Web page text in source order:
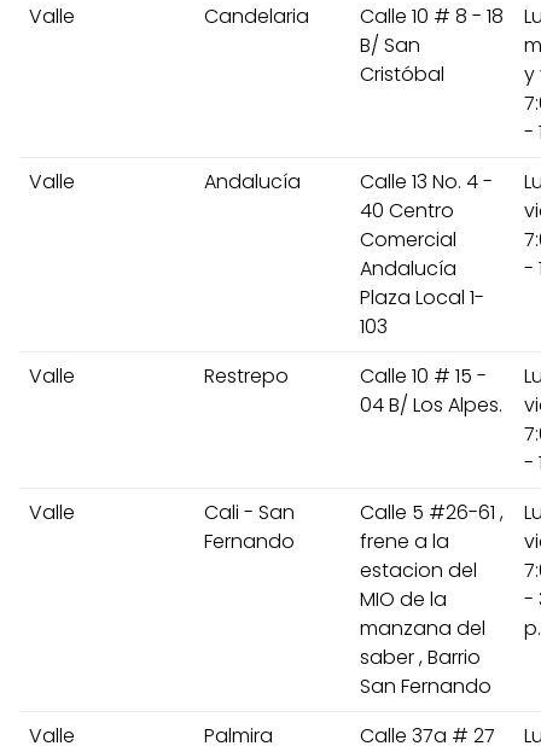
Valle
Candelaria
Calle 10 # 8 - 18
B/ San
Cristóbal
y
-
Valle
Andalucía
Calle 13 No. 4 -
40 Centro
Comercial
Andalucía
Plaza Local 1-
103
-
Valle Restrepo
Calle 10 # 15 -
04 B/ Los Alpes.
-
Valle
Cali - San
Fernando
Calle 5 #26-61 ,
frene a la
estacion del
MIO de la
manzana del
saber , Barrio
San Fernando
-
Valle Palmira Calle 37a # 27